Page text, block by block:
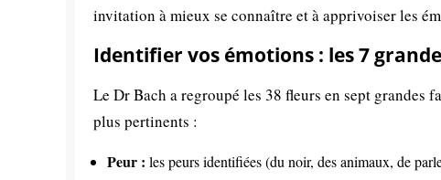
invitation à mieux se connaître et à apprivoiser les
Identifier vos émotions : les 7
Le Dr Bach a regroupé les 38 fleurs en sept
plus pertinents :
Peur : les peurs identifiées (du noir, des animaux, de